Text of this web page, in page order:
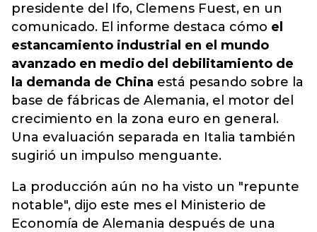
presidente del Ifo, Clemens Fuest, en un
comunicado. El informe destaca cómo el
estancamiento industrial en el mundo
avanzado en medio del debilitamiento de
la demanda de China está pesando sobre la
base de fábricas de Alemania, el motor del
crecimiento en la zona euro en general.
Una evaluación separada en Italia también
sugirió un impulso menguante.
La producción aún no ha visto un "repunte
notable", dijo este mes el Ministerio de
Economía de Alemania después de una